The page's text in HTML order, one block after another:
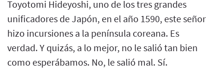
Toyotomi Hideyoshi, uno de los tres grandes
unificadores de Japón, en el año 1590, este señor
hizo incursiones a la península coreana. Es
verdad. Y quizás, a lo mejor, no le salió tan bien
como esperábamos. No, le salió mal. Sí.